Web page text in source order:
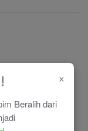
×
Beralih dari